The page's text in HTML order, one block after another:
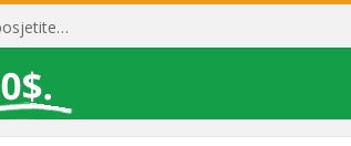
Toni Milun postao “milijarder”! Vrhunska predavanja i 1700 posjetitelja obilježili su mjesec financijske pismenosti